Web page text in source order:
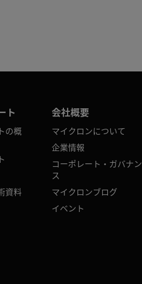
ト
の概
資料
会社概要
マイクロンについて
企業情報
コーポレート・ガバナン
ス
マイクロンブログ
イベント